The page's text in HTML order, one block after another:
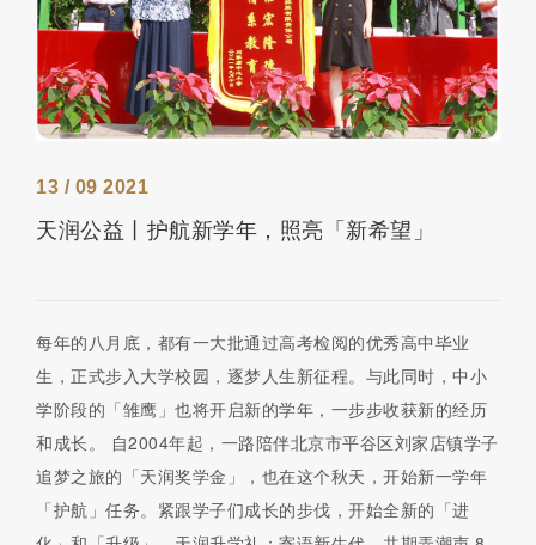
13 / 09 2021
天润公益丨护航新学年，照亮「新希望」
每年的八月底，都有一大批通过高考检阅的优秀高中毕业
生，正式步入大学校园，逐梦人生新征程。与此同时，中小
学阶段的「雏鹰」也将开启新的学年，一步步收获新的经历
和成长。 自2004年起，一路陪伴北京市平谷区刘家店镇学子
追梦之旅的「天润奖学金」，也在这个秋天，开始新一学年
「护航」任务。紧跟学子们成长的步伐，开始全新的「进